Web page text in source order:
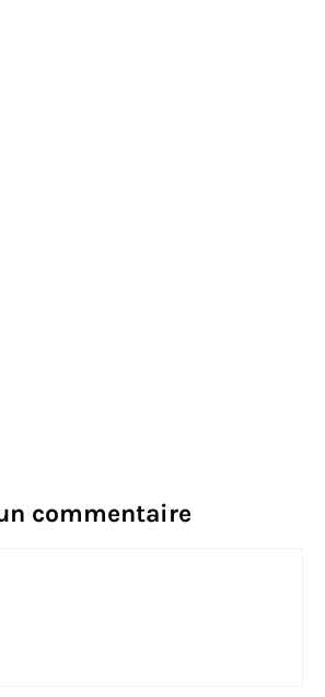
commentaire